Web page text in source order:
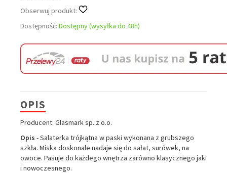
Obserwuj produkt:
Dostępność: Dostępny (wysyłka do 48h)
OPIS
Producent: Glasmark sp. z o.o.
Opis - Salaterka trójkątna w paski wykonana z grubszego
szkła. Miska doskonale nadaje się do sałat, surówek, na
owoce. Pasuje do każdego wnętrza zarówno klasycznego jaki
i nowoczesnego.